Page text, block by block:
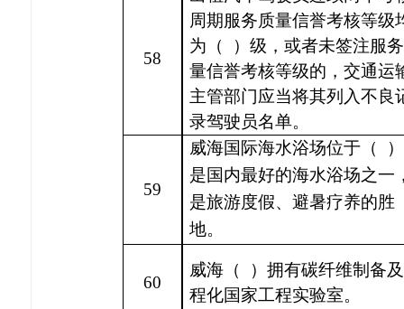
58
周期服务质量信誉考核等级
为（
）级，或者未签注服
量信誉考核等级的，交通运
主管部门应当将其列入不良
录驾驶员名单。
59
威海国际海水浴场位于（
是国内最好的海水浴场之一
是旅游度假、避暑疗养的胜
地。
60
威海（
）拥有碳纤维制备
程化国家工程实验室。